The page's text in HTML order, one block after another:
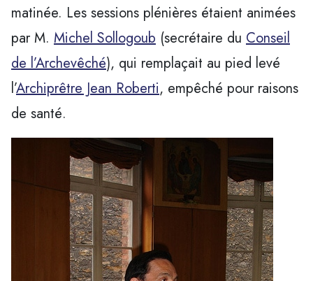
matinée. Les sessions plénières étaient animées
par M. Michel Sollogoub (secrétaire du Conseil
de l’Archevêché), qui remplaçait au pied levé
l’Archiprêtre Jean Roberti, empêché pour raisons
de santé.